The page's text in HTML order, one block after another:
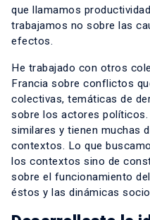
que llamamos
trabajamos no sobre las
efectos.
He trabajado con otros
Francia sobre conflictos
colectivas, temáticas de
sobre los actores
similares y tienen muchas
contextos. Lo que
los contextos sino de
sobre el funcionamiento
éstos y las dinámicas